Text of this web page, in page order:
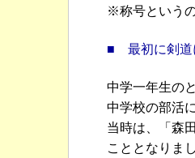
※称号という
■ 最初に剣道
中学一年生の
中学校の部活
当時は、「森
こととなりまし